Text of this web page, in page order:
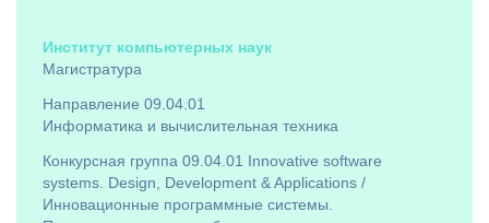
Институт компьютерных наук
Магистратура
Направление 09.04.01
Информатика и вычислительная техника
Конкурсная группа 09.04.01 Innovative software
systems. Design, Development & Applications /
Инновационные программные системы.